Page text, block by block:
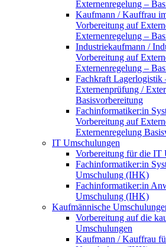
Externenregelung –
Kaufmann / Kauffrau
Vorbereitung auf
Externenregelung –
Industriekaufmann /
Vorbereitung auf
Externenregelung –
Fachkraft Lagerlogistik
Externenprüfung /
Basisvorbereitung
Fachinformatiker:in
Vorbereitung auf
Externenregelung
IT Umschulungen
Vorbereitung für die IT
Fachinformatiker:in
Umschulung (IHK)
Fachinformatiker:in
Umschulung (IHK)
Kaufmännische
Vorbereitung auf die
Umschulungen
Kaufmann / Kauffrau